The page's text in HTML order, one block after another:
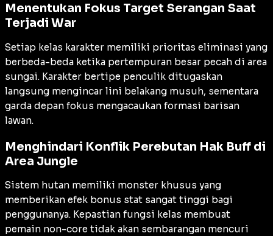
Menentukan Fokus Target Serangan Saat
Terjadi War
Setiap kelas karakter memiliki prioritas eliminasi yang
berbeda-beda ketika pertempuran besar pecah di area
sungai. Karakter bertipe penculik ditugaskan
langsung mengincar lini belakang musuh, sementara
garda depan fokus mengacaukan formasi barisan
lawan.
Menghindari Konflik Perebutan Hak Buff di
Area Jungle
Sistem hutan memiliki monster khusus yang
memberikan efek bonus stat sangat tinggi bagi
penggunanya. Kepastian fungsi kelas membuat
pemain non-core tidak akan sembarangan mencuri